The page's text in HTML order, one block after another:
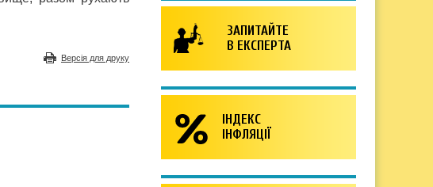
Версія для друку
ЗАПИТАЙТЕ
В ЕКСПЕРТА
ІНДЕКС
ІНФЛЯЦІЇ